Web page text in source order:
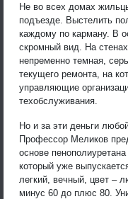
Не во всех домах
подъезде. Выстелить
каждому по карману. В
скромный вид. На
непременно темная,
текущего ремонта, на
управляющие
техобслуживания.
Но и за эти деньги
Профессор Меликов
основе
который уже
легкий, вечный, цвет –
минус 60 до плюс 80.